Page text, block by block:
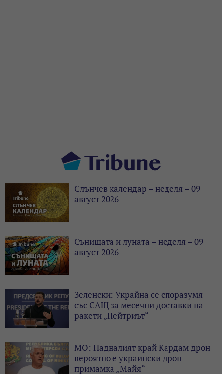
Слънчев календар – неделя – 09
август 2026
Сънищата и луната – неделя – 09
август 2026
Зеленски: Украйна се споразумя
със САЩ за месечни доставки на
ракети „Пейтриът“
МО: Падналият край Кардам дрон
вероятно е украински дрон-
примамка „Майя“